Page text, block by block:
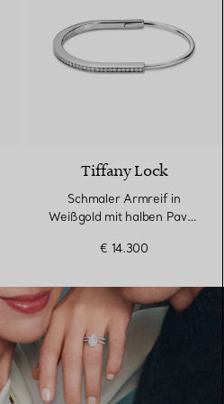
Tiffany Lock
Schmaler Armreif in
Weißgold mit halben Pavé-
€ 14.300